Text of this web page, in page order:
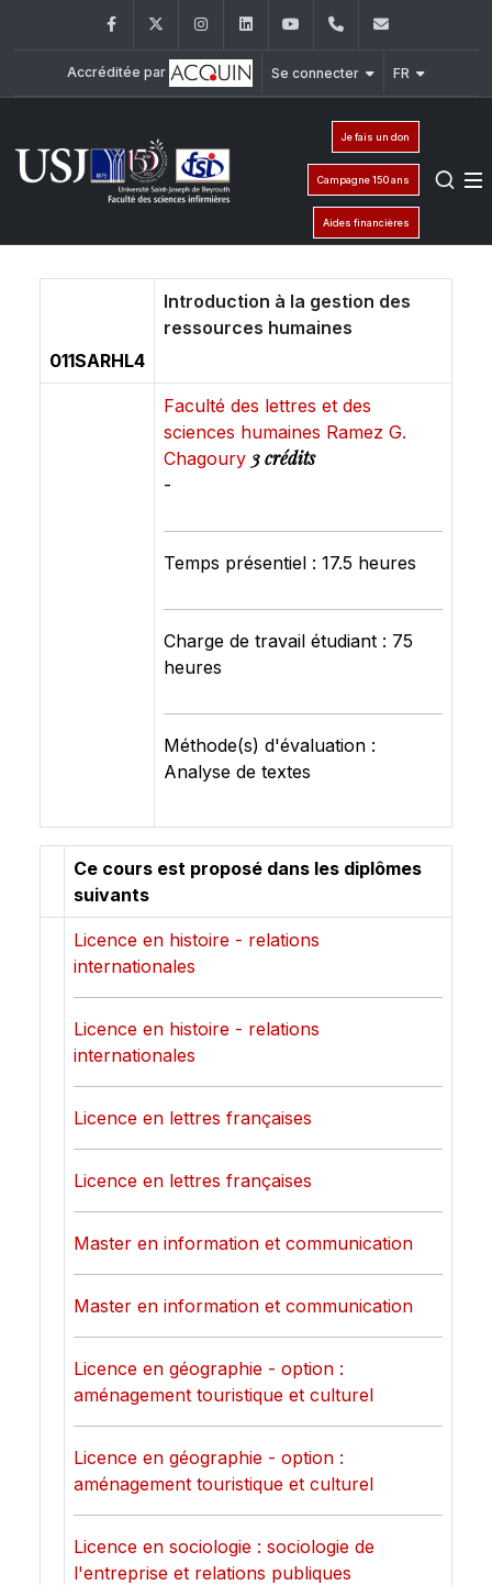
FacebookTwitter InstagramLinkedInYouTube+961 (1) 421 240
Accréditée par Se connecter FR
Je fais un don
Campagne 150 ans
Aides financières
011SARHL4
Introduction à la gestion des
ressources humaines
Faculté des lettres et des
sciences humaines Ramez G.
Chagoury 3 crédits
-
Temps présentiel : 17.5 heures
Charge de travail étudiant : 75
heures
Méthode(s) d'évaluation :
Analyse de textes
Ce cours est proposé dans les diplômes
suivants
Licence en histoire - relations
internationales
Licence en histoire - relations
internationales
Licence en lettres françaises
Licence en lettres françaises
Master en information et communication
Master en information et communication
Licence en géographie - option :
aménagement touristique et culturel
Licence en géographie - option :
aménagement touristique et culturel
Licence en sociologie : sociologie de
l'entreprise et relations publiques